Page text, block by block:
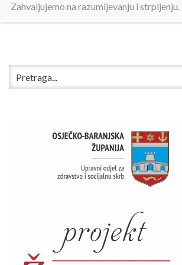
Obrazac broj 3. Zahtjev za dopunu ili ispravak
Zahvaljujemo na razumijevanju i strpljenju.